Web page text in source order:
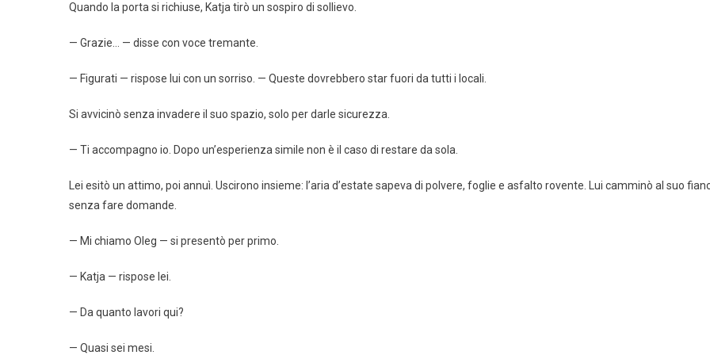
Quando la porta si richiuse, Katja tirò un sospiro di sollievo.
— Grazie… — disse con voce tremante.
— Figurati — rispose lui con un sorriso. — Queste dovrebbero star fuori da tutti i locali.
Si avvicinò senza invadere il suo spazio, solo per darle sicurezza.
— Ti accompagno io. Dopo un’esperienza simile non è il caso di restare da sola.
Lei esitò un attimo, poi annuì. Uscirono insieme: l’aria d’estate sapeva di polvere, foglie e asfalto rovente. Lui camminò al suo
senza fare domande.
— Mi chiamo Oleg — si presentò per primo.
— Katja — rispose lei.
— Da quanto lavori qui?
— Quasi sei mesi.